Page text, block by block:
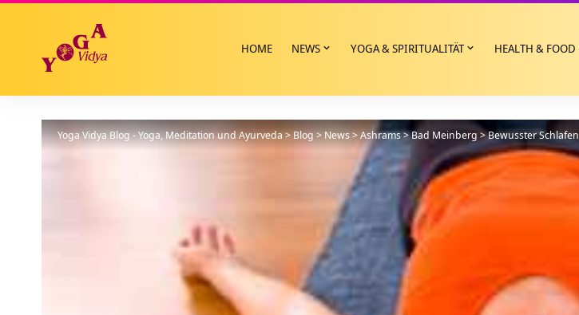
HOME NEWS YOGA & SPIRITUALITÄT HEALTH & FOOD
Yoga Vidya Blog - Yoga, Meditation und Ayurveda>Blog>News>Ashrams>Bad Meinberg >Bewusster Schlafen